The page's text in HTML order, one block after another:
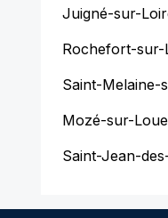
Juigné-sur-
Rochefort-sur-
Saint-Melaine-
Mozé-sur-
Saint-Jean-